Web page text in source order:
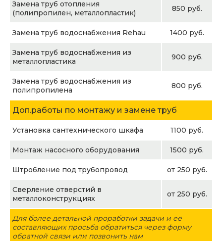
Замена труб отопления
(полипропилен, металлопластик)
850 руб.
Замена труб водоснабжения Rehau 1400 руб.
Замена труб водоснабжения из
металлопластика
900 руб.
Замена труб водоснабжения из
полипропилена
800 руб.
Доп.работы по монтажу и замене труб
Установка сантехнического шкафа 1100 руб.
Монтаж насосного оборудования 1500 руб.
Штробление под трубопровод от 250 руб.
Сверление отверстий в
металлоконструкциях
от 250 руб.
Для более детальной проработки задачи и её
составляющих просьба обратиться через форму
обратной связи или позвонить нам